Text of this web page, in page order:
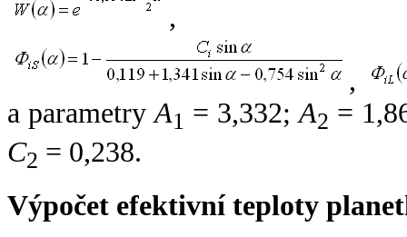
,
,
a parametryA1 = 3,332;A2 =
C2 = 0,238.
Výpočet efektivní teploty